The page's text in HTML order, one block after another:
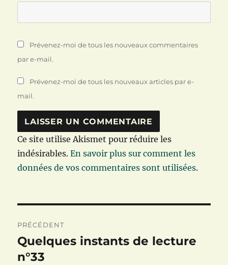
Prévenez-moi de tous les nouveaux commentaires
par e-mail.
Prévenez-moi de tous les nouveaux articles par e-
mail.
Ce site utilise Akismet pour réduire les
indésirables.En savoir plus sur comment les
données de vos commentaires sont utilisées.
de
l’article
PRÉCÉDENT
Publication
précédente :
Quelques instants de lecture
n°33